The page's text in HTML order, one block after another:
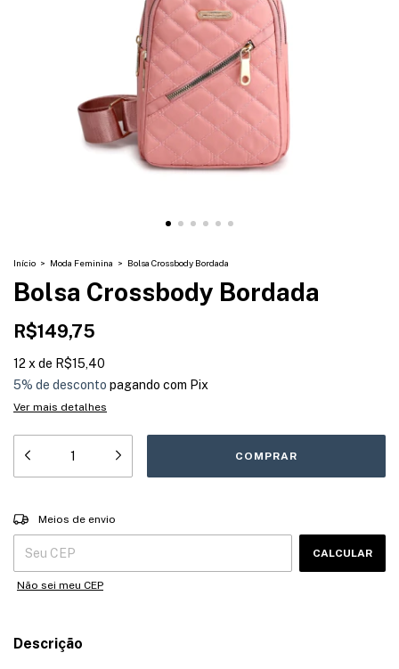
Início > Moda Feminina > Bolsa Crossbody Bordada
Bolsa Crossbody Bordada
R$149,75
12 x de R$15,40
5% de desconto pagando com Pix
Ver mais detalhes
Entregas para o CEP:
Meios de envio
CALCULAR
Não sei meu CEP
Descrição